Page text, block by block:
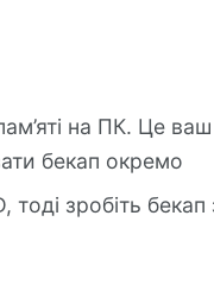
на ПК. Це
бекап окремо
зробіть бекап